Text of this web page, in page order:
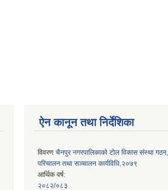
ऐन कानून तथा निर्देशिका
विवरण चैनपुर नगरपालिकाको टोल विकास संस्था गठन,
परिचालन तथा सञ्चालन कार्यविधि,२०७९
आर्थिक वर्ष:
२०८२/०८३